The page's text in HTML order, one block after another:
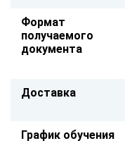
Формат
получаемого
документа
Доставка
График обучения